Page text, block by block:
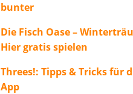
bunter
Die Fisch Oase –
Hier gratis spielen
Threes!: Tipps & Tricks für
App